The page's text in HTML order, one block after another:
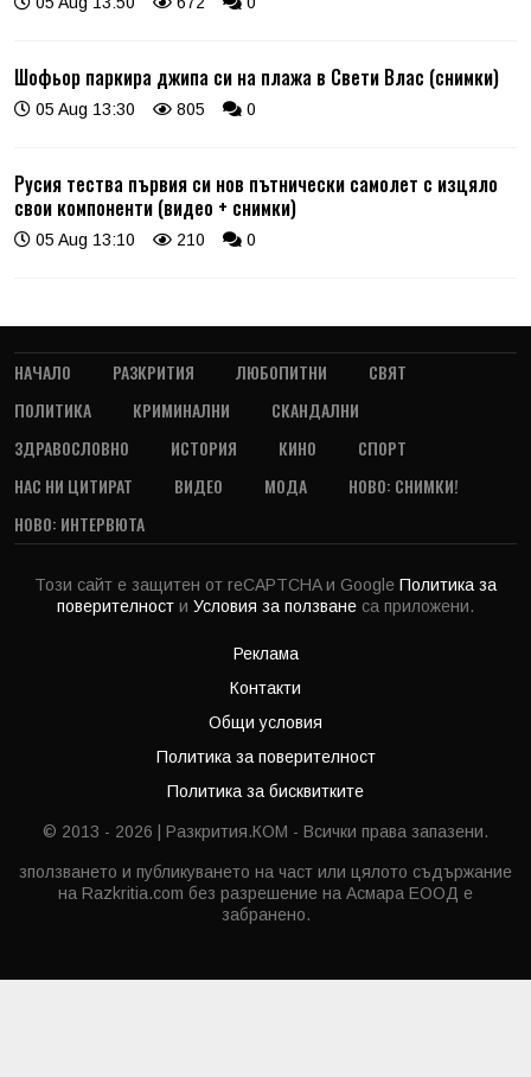
Шофьор паркира джипа си на плажа в Свети Влас (снимки)
05 Aug 13:30 805 0
Русия тества първия си нов пътнически самолет с изцяло
свои компоненти (видео + снимки)
05 Aug 13:10 210 0
НАЧАЛО РАЗКРИТИЯ ЛЮБОПИТНИ
СВЯТ
ПОЛИТИКА
КРИМИНАЛНИ
СКАНДАЛНИ
ЗДРАВОСЛОВНО
ИСТОРИЯ КИНО
СПОРТ
НАС НИ ЦИТИРАТ
ВИДЕО МОДА
НОВО: СНИМКИ!
НОВО: ИНТЕРВЮТА
Този сайт е защитен от reCAPTCHA и Google Политика за
поверителност и Условия за ползване са приложени.
Реклама
Контакти
Общи условия
Политика за поверителност
Политика за бисквитките
© 2013 - 2026 | Разкрития.КОМ - Всички права запазени.
зползването и публикуването на част или цялото съдържание
на Razkritia.com без разрешение на Асмара ЕООД е
забранено.